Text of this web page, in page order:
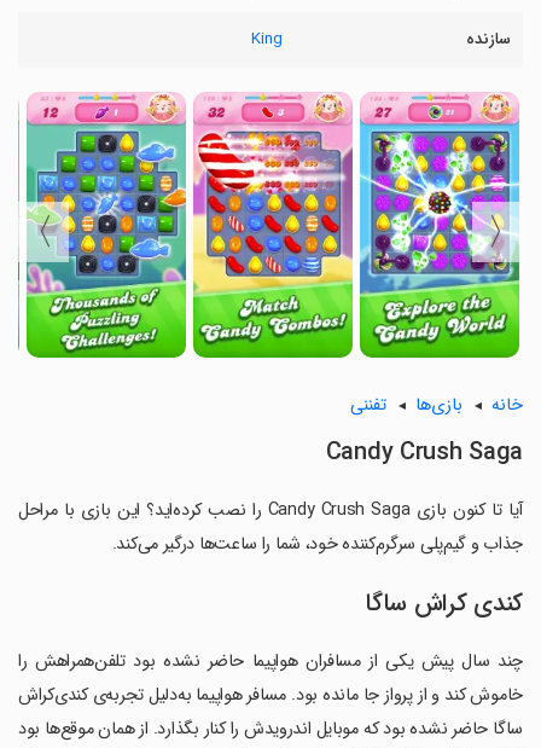
سازنده King
〈
〉
خانه بازی‌ها تفننی
Candy Crush Saga
آیا تا کنون بازی Candy Crush Saga را نصب کرده‌اید؟ این بازی با مراحل
جذاب و گیم‌پلی سرگرم‌کننده خود، شما را ساعت‌ها درگیر می‌کند.
کندی کراش ساگا
چند سال پیش یکی از مسافران هواپیما حاضر نشده بود تلفن‌همراهش را
خاموش کند و از پرواز جا مانده بود. مسافر هواپیما به‌دلیل تجربه‌ی کندی‌کراش
ساگا حاضر نشده بود که موبایل اندرویدش را کنار بگذارد. از همان موقع‌ها بود